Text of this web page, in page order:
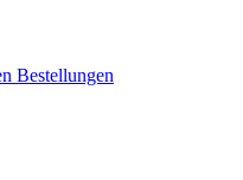
Bestellungen